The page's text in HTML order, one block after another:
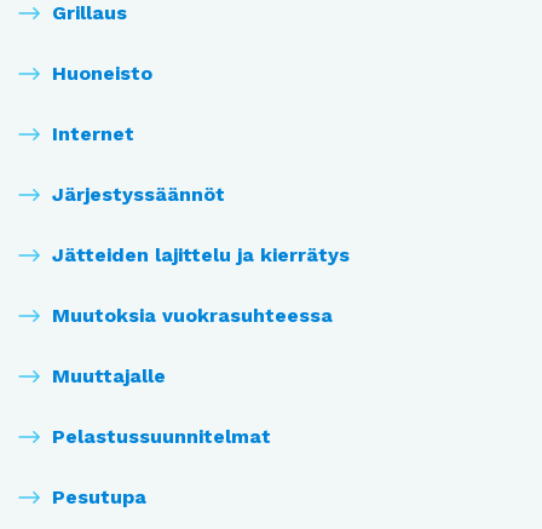
Grillaus
Huoneisto
Internet
Järjestyssäännöt
Jätteiden lajittelu ja kierrätys
Muutoksia vuokrasuhteessa
Muuttajalle
Pelastussuunnitelmat
Pesutupa